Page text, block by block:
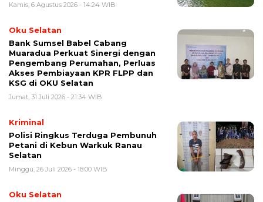
Kamis, 6 Agustus 2026 - 14:24 WIB
Oku Selatan
Bank Sumsel Babel Cabang
Muaradua Perkuat Sinergi dengan
Pengembang Perumahan, Perluas
Akses Pembiayaan KPR FLPP dan
KSG di OKU Selatan
Jumat, 31 Juli 2026 - 21:34 WIB
Kriminal
Polisi Ringkus Terduga Pembunuh
Petani di Kebun Warkuk Ranau
Selatan
Minggu, 26 Juli 2026 - 18:00 WIB
Oku Selatan